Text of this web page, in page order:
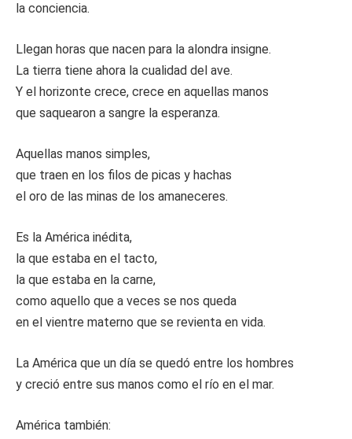
la conciencia.
Llegan horas que nacen para la alondra insigne.
La tierra tiene ahora la cualidad del ave.
Y el horizonte crece, crece en aquellas manos
que saquearon a sangre la esperanza.
Aquellas manos simples,
que traen en los filos de picas y hachas
el oro de las minas de los amaneceres.
Es la América inédita,
la que estaba en el tacto,
la que estaba en la carne,
como aquello que a veces se nos queda
en el vientre materno que se revienta en vida.
La América que un día se quedó entre los hombres
y creció entre sus manos como el río en el mar.
América también: